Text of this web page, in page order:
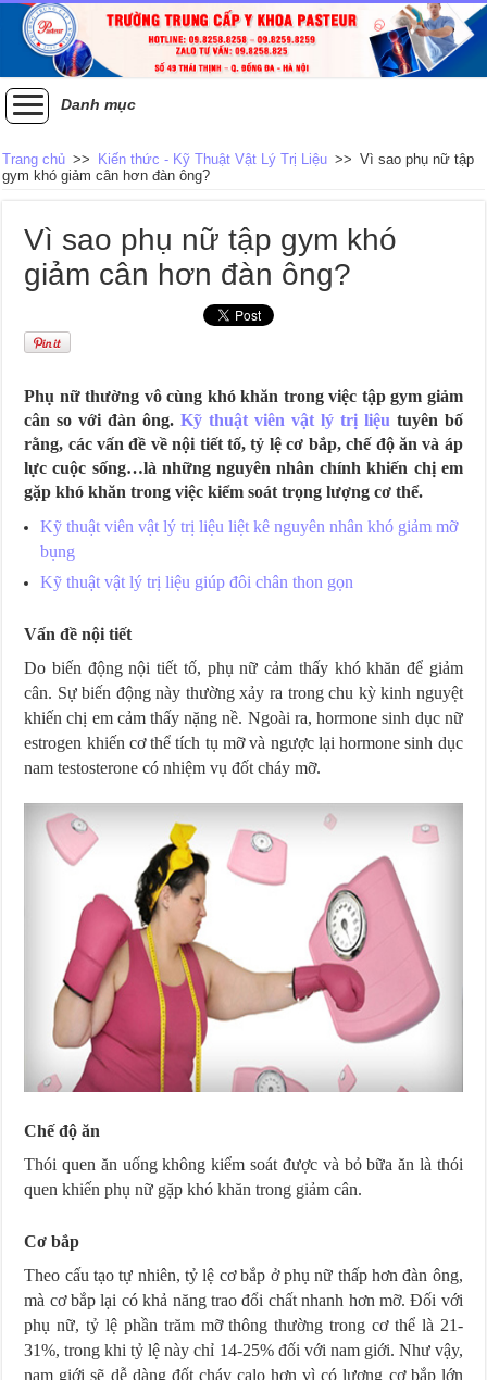
Danh mục
Trang chủ >> Kiến thức - Kỹ Thuật Vật Lý Trị Liệu >> Vì sao phụ nữ tập
gym khó giảm cân hơn đàn ông?
Vì sao phụ nữ tập gym khó
giảm cân hơn đàn ông?
Phụ nữ thường vô cùng khó khăn trong việc tập gym giảm
cân so với đàn ông.Kỹ thuật viên vật lý trị liệu tuyên bố
rằng, các vấn đề về nội tiết tố, tỷ lệ cơ bắp, chế độ ăn và áp
lực cuộc sống…là những nguyên nhân chính khiến chị em
gặp khó khăn trong việc kiểm soát trọng lượng cơ thể.
Kỹ thuật viên vật lý trị liệu liệt kê nguyên nhân khó giảm mỡ
bụng
Kỹ thuật vật lý trị liệu giúp đôi chân thon gọn
Vấn đề nội tiết
Do biến động nội tiết tố, phụ nữ cảm thấy khó khăn để giảm
cân. Sự biến động này thường xảy ra trong chu kỳ kinh nguyệt
khiến chị em cảm thấy nặng nề. Ngoài ra, hormone sinh dục nữ
estrogen khiến cơ thể tích tụ mỡ và ngược lại hormone sinh dục
nam testosterone có nhiệm vụ đốt cháy mỡ.
Chế độ ăn
Thói quen ăn uống không kiểm soát được và bỏ bữa ăn là thói
quen khiến phụ nữ gặp khó khăn trong giảm cân.
Cơ bắp
Theo cấu tạo tự nhiên, tỷ lệ cơ bắp ở phụ nữ thấp hơn đàn ông,
mà cơ bắp lại có khả năng trao đổi chất nhanh hơn mỡ. Đối với
phụ nữ, tỷ lệ phần trăm mỡ thông thường trong cơ thể là 21-
31%, trong khi tỷ lệ này chỉ 14-25% đối với nam giới. Như vậy,
nam giới sẽ dễ dàng đốt cháy calo hơn vì có lượng cơ bắp lớn